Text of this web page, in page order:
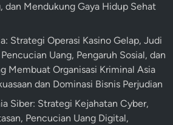
dan Mendukung Gaya Hidup Sehat
Strategi Operasi Kasino Gelap, Judi
Uang, Pengaruh Sosial, dan
Membuat Organisasi Kriminal Asia
dan Dominasi Bisnis Perjudian
Siber: Strategi Kejahatan Cyber,
Pencucian Uang Digital,